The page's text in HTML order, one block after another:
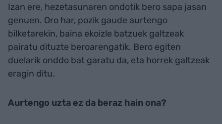
Izan ere, hezetasunaren ondotik bero sapa jasan
genuen. Oro har, pozik gaude aurtengo
bilketarekin, baina ekoizle batzuek galtzeak
pairatu dituzte beroarengatik. Bero egiten
duelarik onddo bat garatu da, eta horrek galtzeak
eragin ditu.
Aurtengo uzta ez da beraz hain ona?